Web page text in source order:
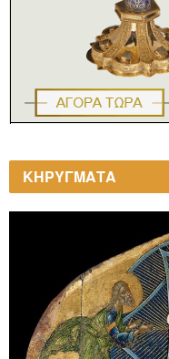
ΚΗΡΥΓΜΑΤΑ